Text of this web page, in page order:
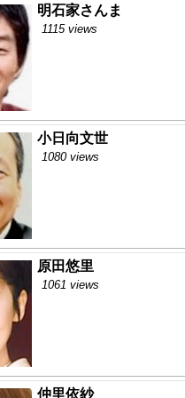
明石家さんま
1115 views
小日向文世
1080 views
原田悠里
1061 views
仲里依紗